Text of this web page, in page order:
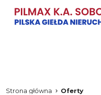
Strona główna Oferty